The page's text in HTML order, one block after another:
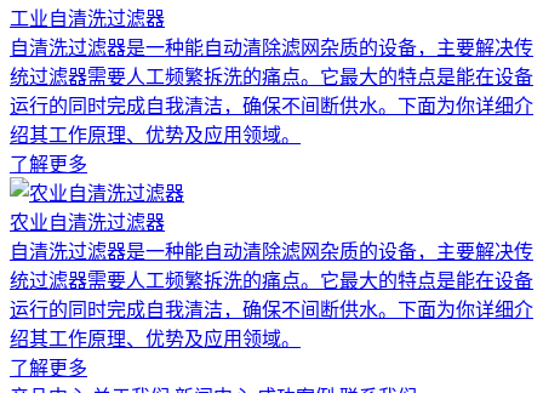
工业自清洗过滤器
自清洗过滤器是一种能自动清除滤网杂质的设备，主要解决传
统过滤器需要人工频繁拆洗的痛点。它最大的特点是能在设备
运行的同时完成自我清洁，确保不间断供水。下面为你详细介
绍其工作原理、优势及应用领域。
了解更多
农业自清洗过滤器
自清洗过滤器是一种能自动清除滤网杂质的设备，主要解决传
统过滤器需要人工频繁拆洗的痛点。它最大的特点是能在设备
运行的同时完成自我清洁，确保不间断供水。下面为你详细介
绍其工作原理、优势及应用领域。
了解更多